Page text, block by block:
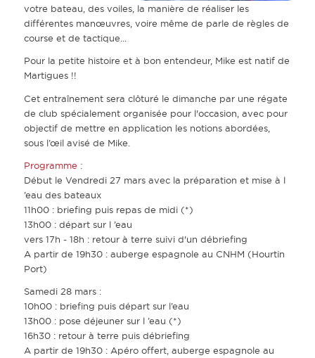
votre bateau, des voiles, la manière de réaliser les
différentes manœuvres, voire même de parle de règles de
course et de tactique...
Pour la petite histoire et à bon entendeur, Mike est natif de
Martigues !!
Cet entraînement sera clôturé le dimanche par une régate
de club spécialement organisée pour l'occasion, avec pour
objectif de mettre en application les notions abordées,
sous l’œil avisé de Mike.
Programme :
Début le Vendredi 27 mars avec la préparation et mise à l
’eau des bateaux
11h00 : briefing puis repas de midi (*)
13h00 : départ sur l ’eau
vers 17h - 18h : retour à terre suivi d'un débriefing
A partir de 19h30 : auberge espagnole au CNHM (Hourtin
Port)
Samedi 28 mars :
10h00 : briefing puis départ sur l’eau
13h00 : pose déjeuner sur l ’eau (*)
16h30 : retour à terre puis débriefing
A partir de 19h30 : Apéro offert, auberge espagnole au